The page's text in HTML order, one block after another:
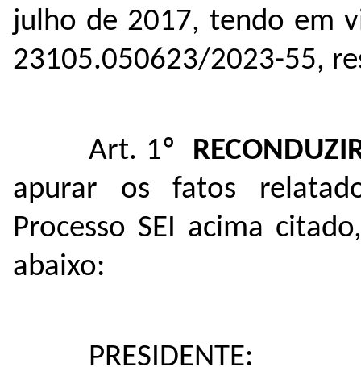
julho de 2017, tendo em
23105.050623/2023-55,
Art. 1º
apurar os fatos
Processo SEI acima
abaixo:
PRESIDENTE: